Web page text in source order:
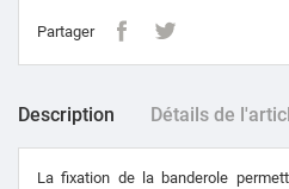
Partager
Description Détails de
La fixation de la banderole